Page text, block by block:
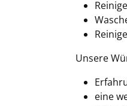
Unsere
eine